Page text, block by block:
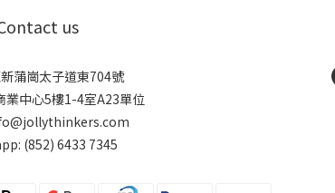
us
蒲崗太子道東704號
業中心5樓1-4室A23單位
(852) 6433 7345